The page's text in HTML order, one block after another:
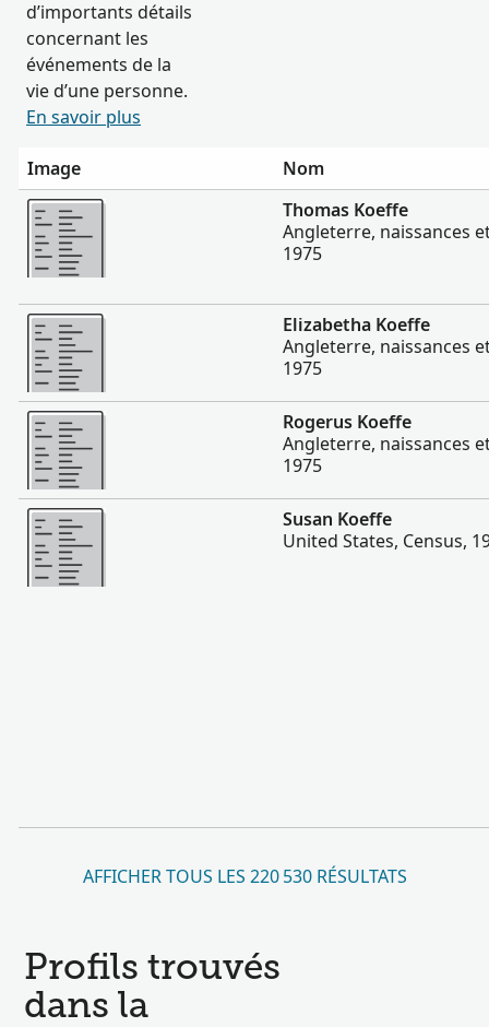
d’importants détails
concernant les
événements de la
vie d’une personne.
En savoir plus
Image
Nom
Plus
Thomas Koeffe
Angleterre, naissances
1975
Plus
Elizabetha Koeffe
Angleterre, naissances
1975
Plus
Rogerus Koeffe
Angleterre, naissances
1975
Plus
Susan Koeffe
United States, Census,
AFFICHER TOUS LES 220 530 RÉSULTATS
Profils trouvés
dans la